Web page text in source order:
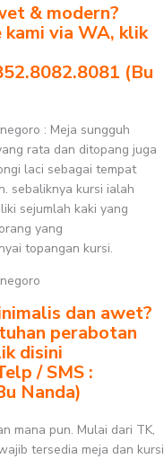
& modern?
kami via WA, klik
(Bu
: Meja sungguh
rata dan ditopang juga
laci sebagai tempat
sebaliknya kursi ialah
sejumlah kaki yang
yang
topangan kursi.
dan awet?
perabotan
disini
/ SMS :
Nanda)
mana pun. Mulai dari TK,
tersedia meja dan kursi